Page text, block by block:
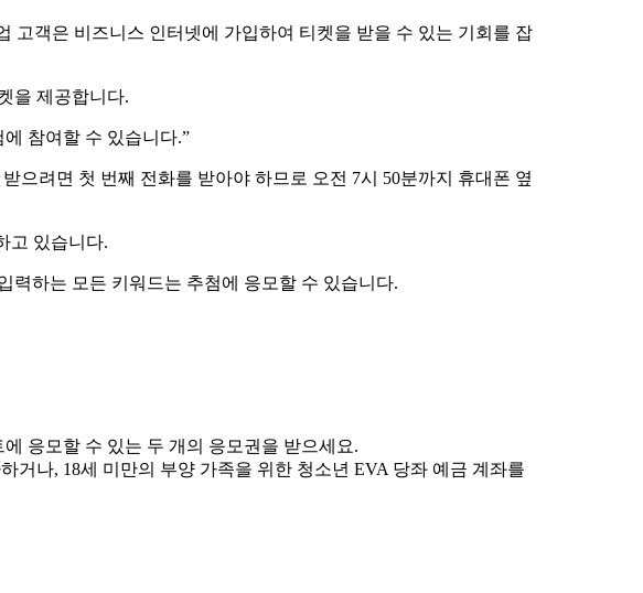
고객은 비즈니스 인터넷에 가입하여 티켓을 받을 수 있는 기회를 잡
을 제공합니다.
참여할 수 있습니다.”
으려면 첫 번째 전화를 받아야 하므로 오전 7시 50분까지 휴대폰 옆
고 있습니다.
력하는 모든 키워드는 추첨에 응모할 수 있습니다.
응모할 수 있는 두 개의 응모권을 받으세요.
거나, 18세 미만의 부양 가족을 위한 청소년 EVA 당좌 예금 계좌를